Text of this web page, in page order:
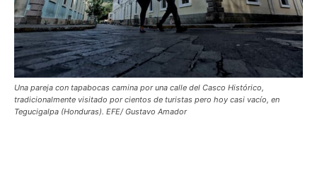
Una pareja con tapabocas camina por una calle del Casco Histórico,
tradicionalmente visitado por cientos de turistas pero hoy casi vacío, en
Tegucigalpa (Honduras). EFE/ Gustavo Amador